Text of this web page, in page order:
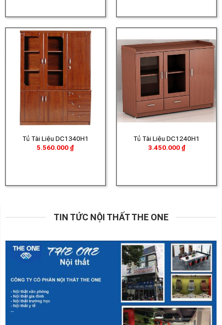
Tủ Tài Liệu DC1340H1
5.560.000 ₫
Tủ Tài Liệu DC1240H1
3.450.000 ₫
TIN TỨC NỘI THẤT THE ONE